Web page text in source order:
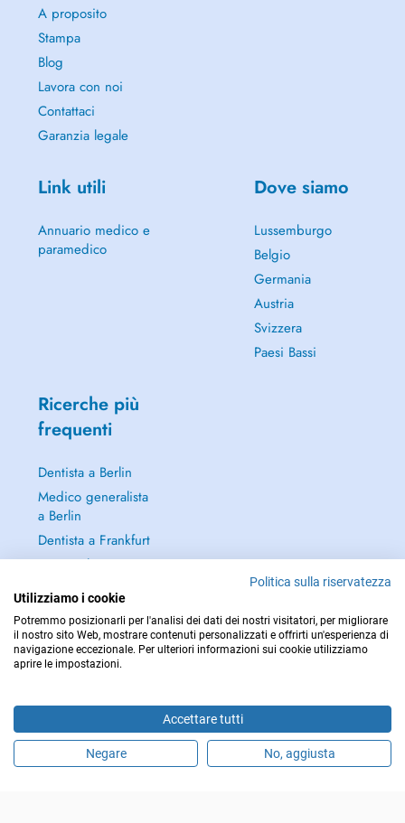
Fissa un appuntamento online
A proposito
Stampa
Blog
Lavora con noi
Contattaci
Garanzia legale
Link utili
Annuario medico e
paramedico
Dove siamo
Lussemburgo
Belgio
Germania
Austria
Svizzera
Paesi Bassi
Ricerche più
frequenti
Dentista a Berlin
Medico generalista
a Berlin
Dentista a Frankfurt
Dermatologo a
Continua a leggere
→
PER LE URGENZE, CONSULTARE : 112
Copyright © 2026 - DOCTENA Germany GmbH Kurfürstendamm 14, 10719
Berlin
Politica sulla riservatezza
Utilizziamo i cookie
Potremmo posizionarli per l'analisi dei dati dei nostri visitatori, per migliorare
il nostro sito Web, mostrare contenuti personalizzati e offrirti un'esperienza di
navigazione eccezionale. Per ulteriori informazioni sui cookie utilizziamo
aprire le impostazioni.
Accettare tutti
Negare No, aggiusta